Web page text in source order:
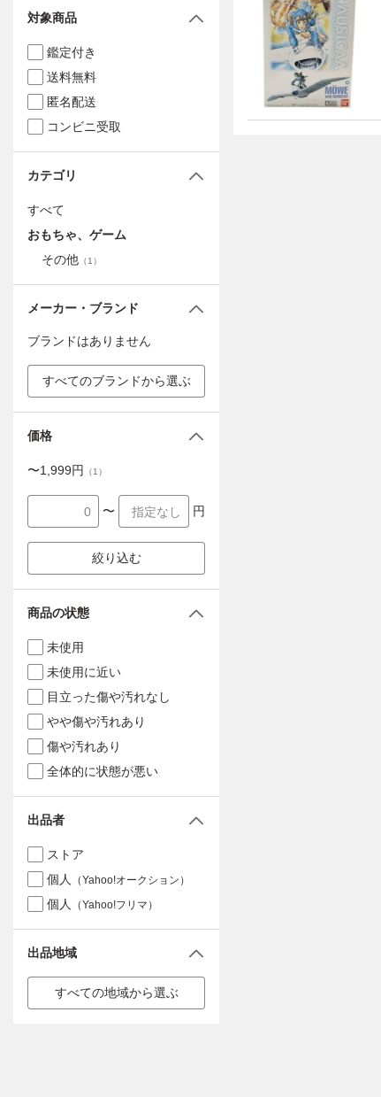
対象商品
鑑定付き
送料無料
匿名配送
コンビニ受取
カテゴリ
すべて
おもちゃ、ゲーム
その他 （1 ）
メーカー・ブランド
ブランドはありません
すべてのブランドから選ぶ
価格
〜1,999円 （1 ）
〜 円
絞り込む
商品の状態
未使用
未使用に近い
目立った傷や汚れなし
やや傷や汚れあり
傷や汚れあり
全体的に状態が悪い
出品者
ストア
個人
（Yahoo!オークション）
個人 （Yahoo!フリマ）
出品地域
すべての地域から選ぶ